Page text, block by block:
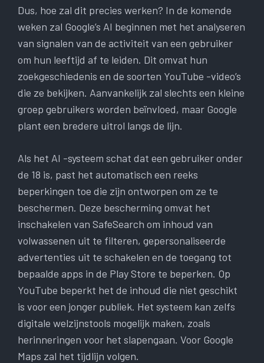
Dus, hoe zal dit precies werken? In de komende
weken zal Google’s AI beginnen met het analyseren
van signalen van de activiteit van een gebruiker
om hun leeftijd af te leiden. Dit omvat hun
zoekgeschiedenis en de soorten YouTube -video’s
die ze bekijken. Aanvankelijk zal slechts een kleine
groep gebruikers worden beïnvloed, maar Google
plant een bredere uitrol langs de lijn.
Als het AI -systeem schat dat een gebruiker onder
de 18 is, past het automatisch een reeks
beperkingen toe die zijn ontworpen om ze te
beschermen. Deze bescherming omvat het
inschakelen van SafeSearch om inhoud van
volwassenen uit te filteren, gepersonaliseerde
advertenties uit te schakelen en de toegang tot
bepaalde apps in de Play Store te beperken. Op
YouTube beperkt het de inhoud die niet geschikt
is voor een jonger publiek. Het systeem kan zelfs
digitale welzijnstools mogelijk maken, zoals
herinneringen voor het slapengaan. Voor Google
Maps zal het tijdlijn volgen.